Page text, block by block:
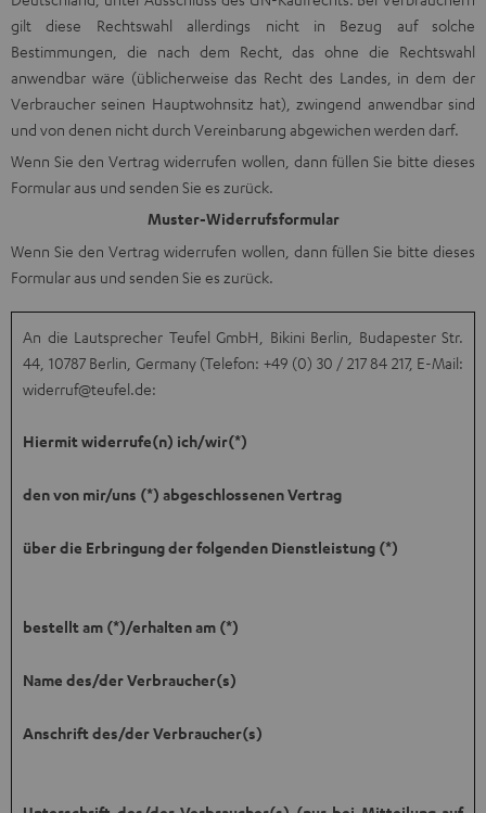
gilt diese Rechtswahl allerdings nicht in Bezug auf solche
Bestimmungen, die nach dem Recht, das ohne die Rechtswahl
anwendbar wäre (üblicherweise das Recht des Landes, in dem der
Verbraucher seinen Hauptwohnsitz hat), zwingend anwendbar sind
und von denen nicht durch Vereinbarung abgewichen werden darf.
Wenn Sie den Vertrag widerrufen wollen, dann füllen Sie bitte dieses
Formular aus und senden Sie es zurück.
Muster-Widerrufsformular
Wenn Sie den Vertrag widerrufen wollen, dann füllen Sie bitte dieses
Formular aus und senden Sie es zurück.
An die Lautsprecher Teufel GmbH, Bikini Berlin, Budapester Str.
44, 10787 Berlin, Germany (Telefon: +49 (0) 30 / 217 84 217, E-Mail:
widerruf@teufel.de:
Hiermit widerrufe(n) ich/wir(*)
den von mir/uns (*) abgeschlossenen Vertrag
über die Erbringung der folgenden Dienstleistung (*)
bestellt am (*)/erhalten am (*)
Name des/der Verbraucher(s)
Anschrift des/der Verbraucher(s)